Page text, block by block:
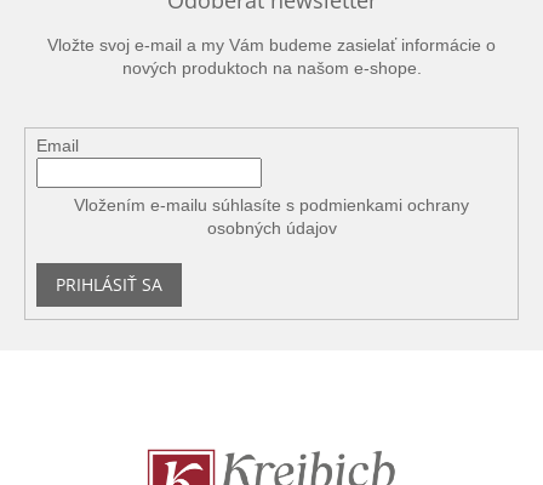
Vložte svoj e-mail a my Vám budeme zasielať informácie o
nových produktoch na našom e-shope.
Email
Vložením e-mailu súhlasíte s podmienkami ochrany
osobných údajov
PRIHLÁSIŤ SA